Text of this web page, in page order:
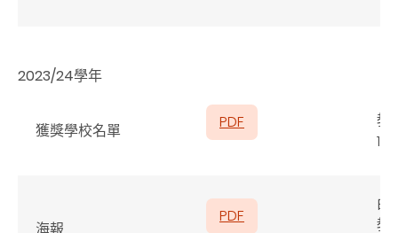
2023/24學年
獲獎學校名單 PDF
教
PDF
由
教